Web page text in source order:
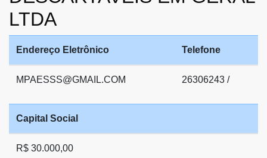
LTDA
Endereço Eletrônico Telefone
MPAESSS@GMAIL.COM 26306243 /
Capital Social
R$ 30.000,00